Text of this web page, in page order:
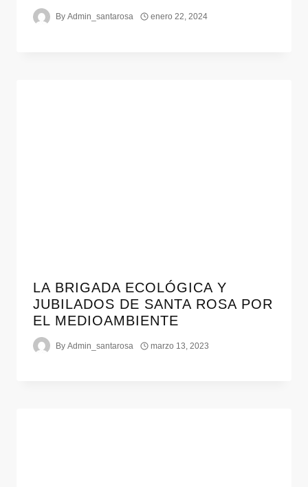
By Admin_santarosa enero 22, 2024
LA BRIGADA ECOLÓGICA Y
JUBILADOS DE SANTA ROSA POR
EL MEDIOAMBIENTE
By Admin_santarosa marzo 13, 2023